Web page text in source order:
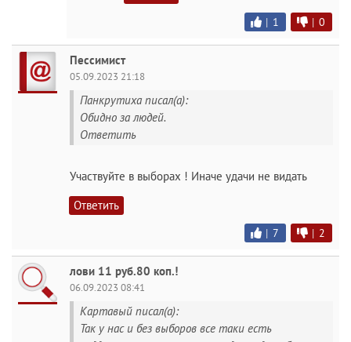
| 1 | 0
Пессимист
05.09.2023 21:18
Панкрутиха писал(а):
Обидно за людей.
Ответить
Участвуйте в выборах ! Иначе удачи не видать
Ответить
| 7 | 2
лови 11 руб.80 коп.!
06.09.2023 08:41
Картавый писал(а):
Так у нас и без выборов все таки есть